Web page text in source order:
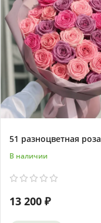
51 разноцветная роза
В наличии
13 200 ₽